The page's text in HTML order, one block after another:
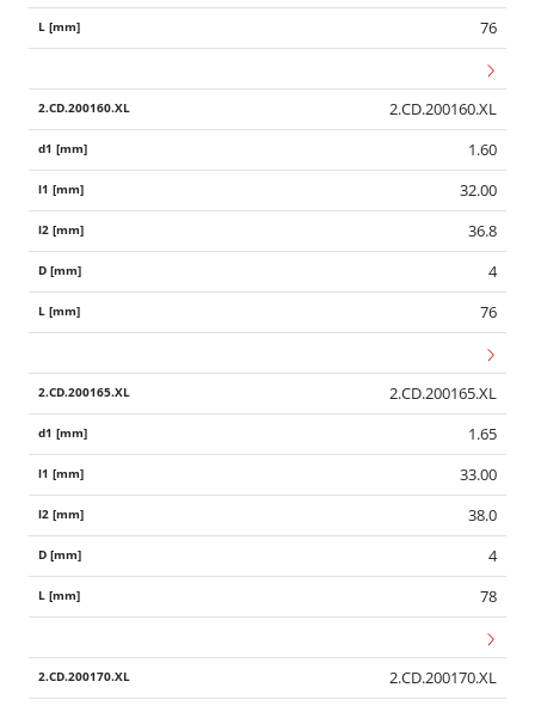
76
2.CD.200160.XL
1.60
32.00
36.8
4
76
2.CD.200165.XL
1.65
33.00
38.0
4
78
2.CD.200170.XL